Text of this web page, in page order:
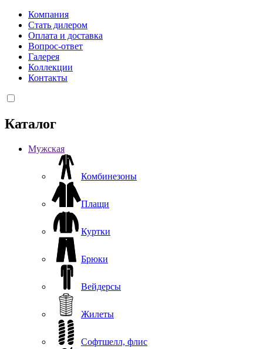
Компания
Стать дилером
Оплата и доставка
Вопрос-ответ
Галерея
Коллекции
Контакты
Каталог
Мужская
Комбинезоны
Плащи
Куртки
Брюки
Вейдерсы
Жилеты
Софтшелл, флис